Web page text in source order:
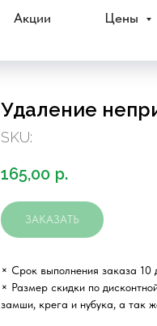
Акции Цены
Удаление
SKU:
165,00 р.
ЗАКАЗАТЬ
× Срок выполнения заказа 10
× Размер скидки по
замши, крега и нубука, а так